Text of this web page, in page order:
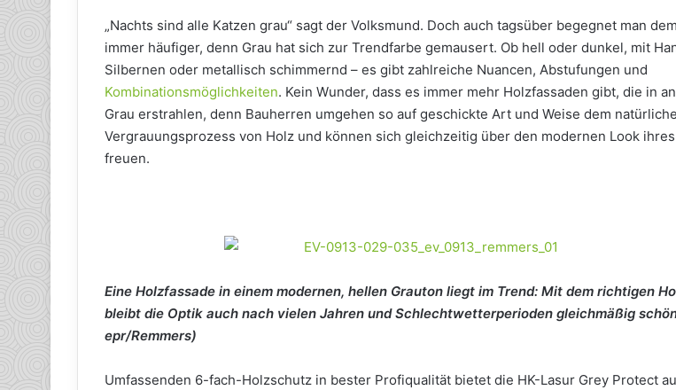
„Nachts sind alle Katzen grau“ sagt der Volksmund. Doch auch tagsüber begegnet man
immer häufiger, denn Grau hat sich zur Trendfarbe gemausert. Ob hell oder dunkel, mit
Silbernen oder metallisch schimmernd – es gibt zahlreiche Nuancen, Abstufungen und
Kombinationsmöglichkeiten. Kein Wunder, dass es immer mehr Holzfassaden gibt, die in
Grau erstrahlen, denn Bauherren umgehen so auf geschickte Art und Weise dem
Vergrauungsprozess von Holz und können sich gleichzeitig über den modernen Look
freuen.
Eine Holzfassade in einem modernen, hellen Grauton liegt im Trend: Mit dem richtigen
bleibt die Optik auch nach vielen Jahren und Schlechtwetterperioden gleichmäßig
epr/Remmers)
Umfassenden 6-fach-Holzschutz in bester Profiqualität bietet die HK-Lasur Grey Protect